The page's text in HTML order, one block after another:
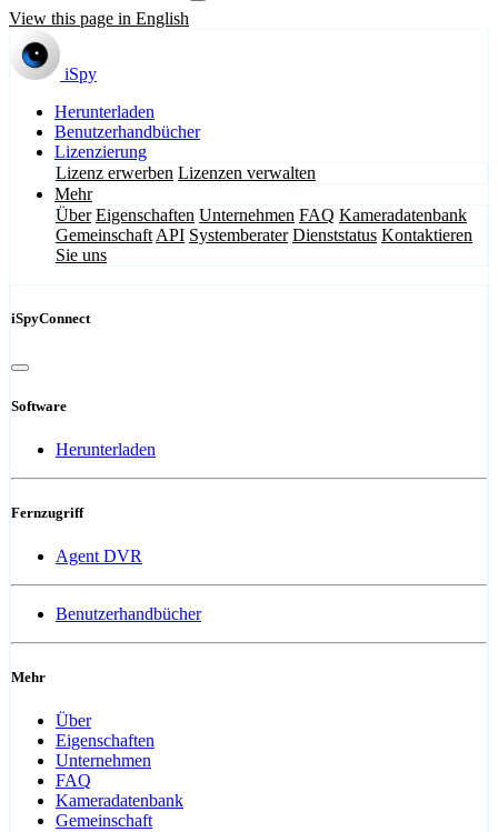
View this page in English
iSpy
Herunterladen
Benutzerhandbücher
Lizenzierung
Lizenz erwerben Lizenzen verwalten
Mehr
Über Eigenschaften Unternehmen FAQ Kameradatenbank
Gemeinschaft API Systemberater Dienststatus Kontaktieren
Sie uns
iSpyConnect
Software
Herunterladen
Fernzugriff
Agent DVR
Benutzerhandbücher
Mehr
Über
Eigenschaften
Unternehmen
FAQ
Kameradatenbank
Gemeinschaft